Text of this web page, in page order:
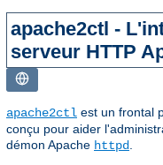
apache2ctl -
serveur HTTP
apache2ctl est un frontal
conçu pour aider
démon Apache httpd